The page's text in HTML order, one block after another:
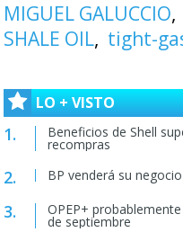
MIGUEL GALUCCIO
SHALE OIL tight-
LO + VISTO
Beneficios de Shell
recompras
BP venderá su
OPEP+
de septiembre